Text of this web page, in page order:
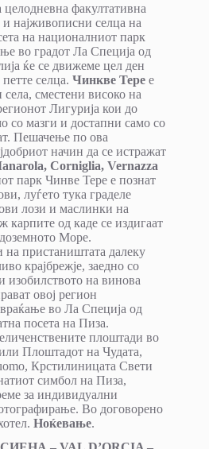
факултативна
и најживописни селца на
на националниот парк
во градот Ла Специја од
ќе се движеме цел ден
селца. Чинкве Тере e
сместени високо на
Лигурија кои до
со мазги и достапни само со
Пешачење по ова
начин да се истражат
Corniglia, Vernazza
парк Чинве Тере е познат
луѓето тука граделе
лози и маслинки на
карпите од каде се издигаат
Море.
на пристаништата далеку
крајбрежје, заедно со
изобилството на винова
овој регион
во Ла Специја од
посета на Пиза.
плоштади во
Плоштадот на Чудата,
Крстилиницата Свети
симбол на Пиза,
за индивидуални
Во договорено
Ноќевање.